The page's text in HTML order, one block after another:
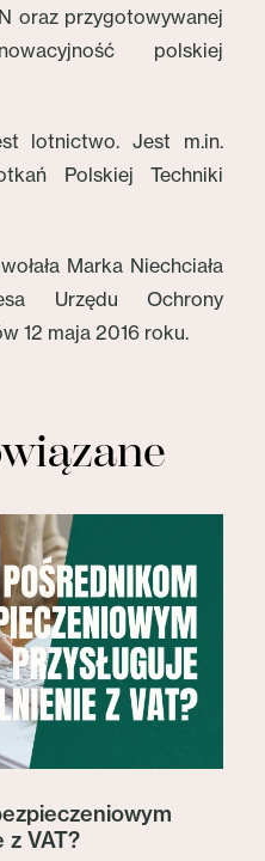
oraz przygotowywanej
polskiej
lotnictwo. Jest m.in.
Polskiej Techniki
Marka Niechciała
Urzędu Ochrony
12 maja 2016 roku.
z VAT?